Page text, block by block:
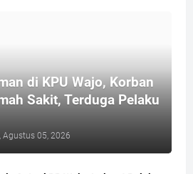
di KPU Wajo, Korban
Sakit, Terduga Pelaku
Agustus 05, 2026